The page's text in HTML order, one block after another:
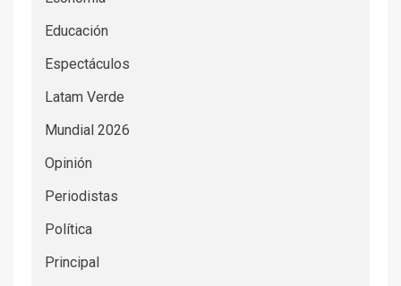
Educación
Espectáculos
Latam Verde
Mundial 2026
Opinión
Periodistas
Política
Principal